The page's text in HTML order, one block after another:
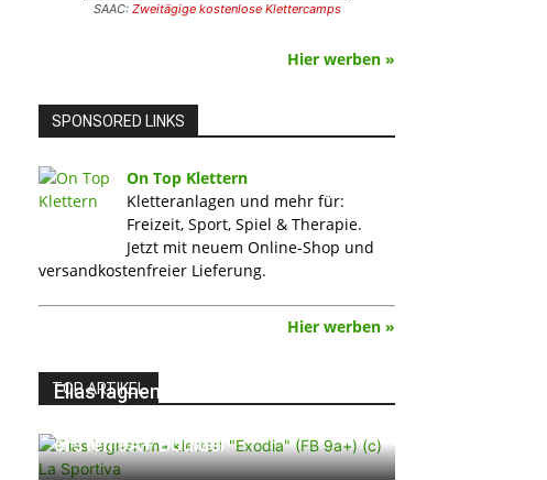
SAAC: Zweitägige kostenlose Klettercamps
Hier werben »
SPONSORED LINKS
On Top Klettern
Kletteranlagen und mehr für:
Freizeit, Sport, Spiel & Therapie.
Jetzt mit neuem Online-Shop und
versandkostenfreier Lieferung.
Hier werben »
TOP ARTIKEL
Elias Iagnemma klettert „Exodia“:
ersten 9A+ Boulder